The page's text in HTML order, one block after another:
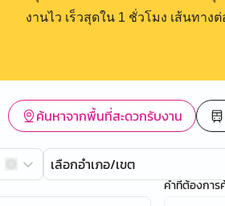
งานไว เร็วสุดใน 1 ชั่วโมง เส้นทา
ค้นหาจากพื้นที่สะดวกรับงาน
เลือกอำเภอ/เขต
คำที่ต้องการ